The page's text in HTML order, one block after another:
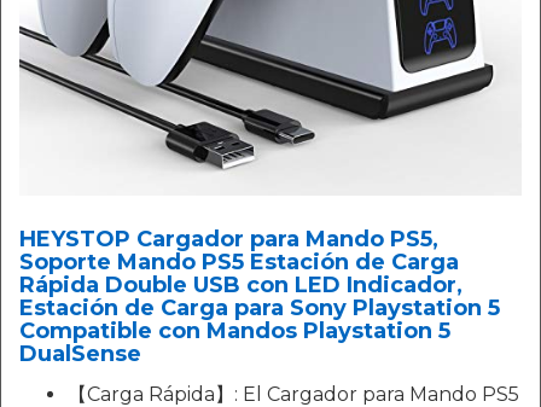
HEYSTOP Cargador para Mando PS5,
Soporte Mando PS5 Estación de Carga
Rápida Double USB con LED Indicador,
Estación de Carga para Sony Playstation 5
Compatible con Mandos Playstation 5
DualSense
【Carga Rápida】: El Cargador para Mando PS5